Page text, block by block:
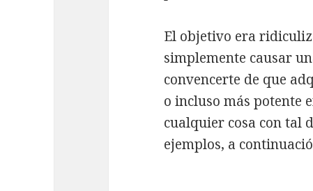
El objetivo era
simplemente causar
convencerte de que
o incluso más potente
cualquier cosa con tal
ejemplos, a